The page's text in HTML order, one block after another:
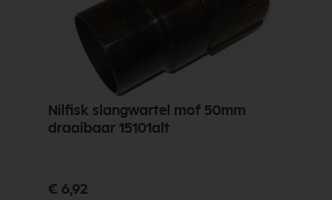
Nilfisk slangwartel mof 50mm
draaibaar 15101alt
€ 6,92